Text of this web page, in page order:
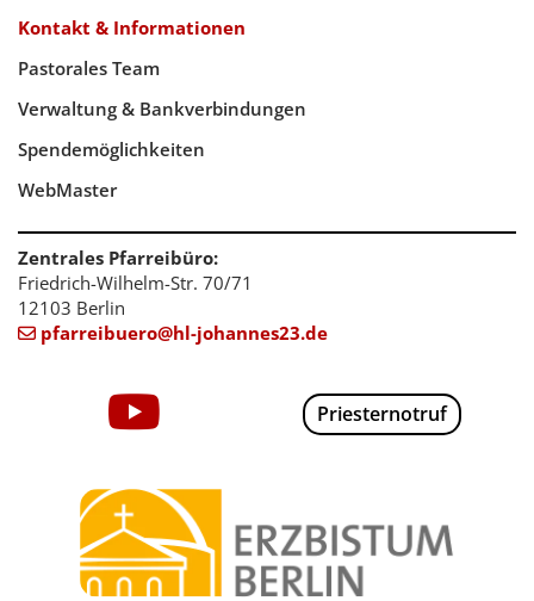
Kontakt & Informationen
Pastorales Team
Verwaltung & Bankverbindungen
Spendemöglichkeiten
WebMaster
Zentrales Pfarreibüro:
Friedrich-Wilhelm-Str. 70/71
12103 Berlin
 pfarreibuero@hl-johannes23.de
Priesternotruf